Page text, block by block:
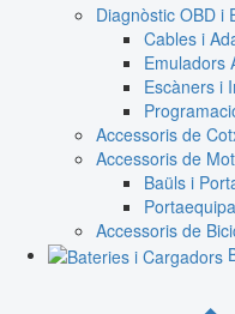
Diagnòstic OBD i
Cables i
Emuladors
Escàners i
Accessoris de
Accessoris de
Baüls i
Accessoris de